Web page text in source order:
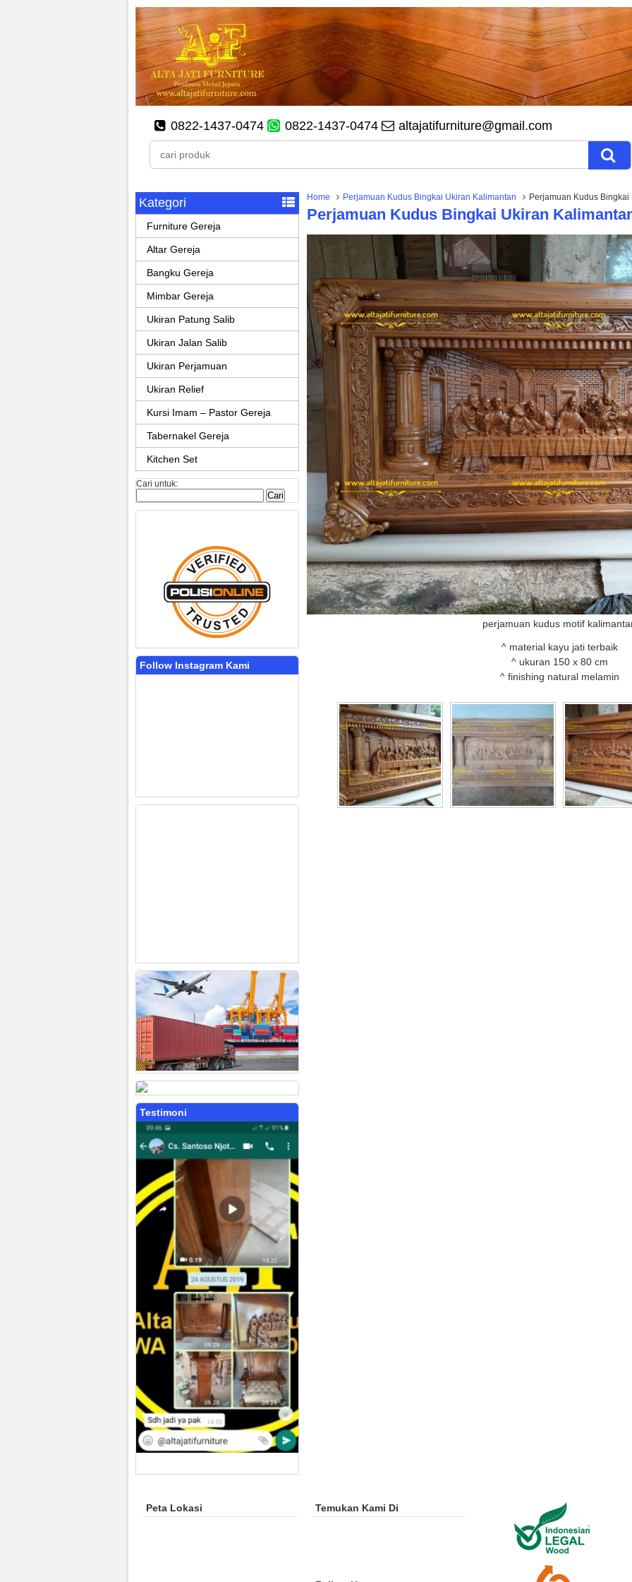
0822-1437-0474 0822-1437-0474 altajatifurniture@gmail.com
Home Perjamuan Kudus Bingkai Ukiran Kalimantan Perjamuan Kudus
Perjamuan Kudus Bingkai Ukiran
perjamuan kudus motif
^ material kayu jati terbaik
^ ukuran 150 x 80 cm
^ finishing natural melamin
Kategori
Furniture Gereja
Altar Gereja
Bangku Gereja
Mimbar Gereja
Ukiran Patung Salib
Ukiran Jalan Salib
Ukiran Perjamuan
Ukiran Relief
Kursi Imam – Pastor Gereja
Tabernakel Gereja
Kitchen Set
Cari untuk:
Follow Instagram Kami
Testimoni
Peta Lokasi Temukan Kami Di